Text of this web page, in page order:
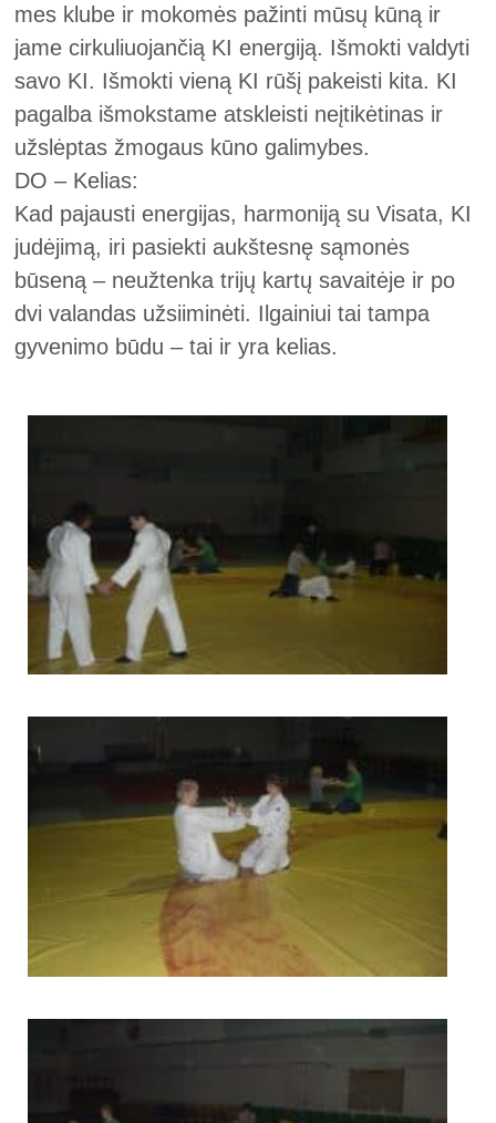
mes klube ir mokomės pažinti mūsų kūną ir
jame cirkuliuojančią KI energiją. Išmokti valdyti
savo KI. Išmokti vieną KI rūšį pakeisti kita. KI
pagalba išmokstame atskleisti neįtikėtinas ir
užslėptas žmogaus kūno galimybes.
DO – Kelias:
Kad pajausti energijas, harmoniją su Visata, KI
judėjimą, iri pasiekti aukštesnę sąmonės
būseną – neužtenka trijų kartų savaitėje ir po
dvi valandas užsiiminėti. Ilgainiui tai tampa
gyvenimo būdu – tai ir yra kelias.